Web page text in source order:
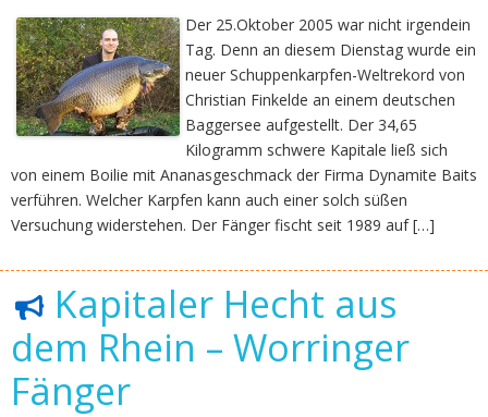
Der 25.Oktober 2005 war nicht irgendein
Tag. Denn an diesem Dienstag wurde ein
neuer Schuppenkarpfen-Weltrekord von
Christian Finkelde an einem deutschen
Baggersee aufgestellt. Der 34,65
Kilogramm schwere Kapitale ließ sich
von einem Boilie mit Ananasgeschmack der Firma Dynamite Baits
verführen. Welcher Karpfen kann auch einer solch süßen
Versuchung widerstehen. Der Fänger fischt seit 1989 auf […]
Kapitaler Hecht aus
dem Rhein – Worringer
Fänger